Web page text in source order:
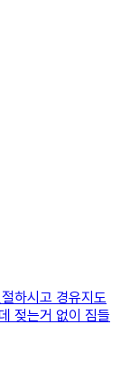
하시고 경유지도
젖는거 없이 짐들